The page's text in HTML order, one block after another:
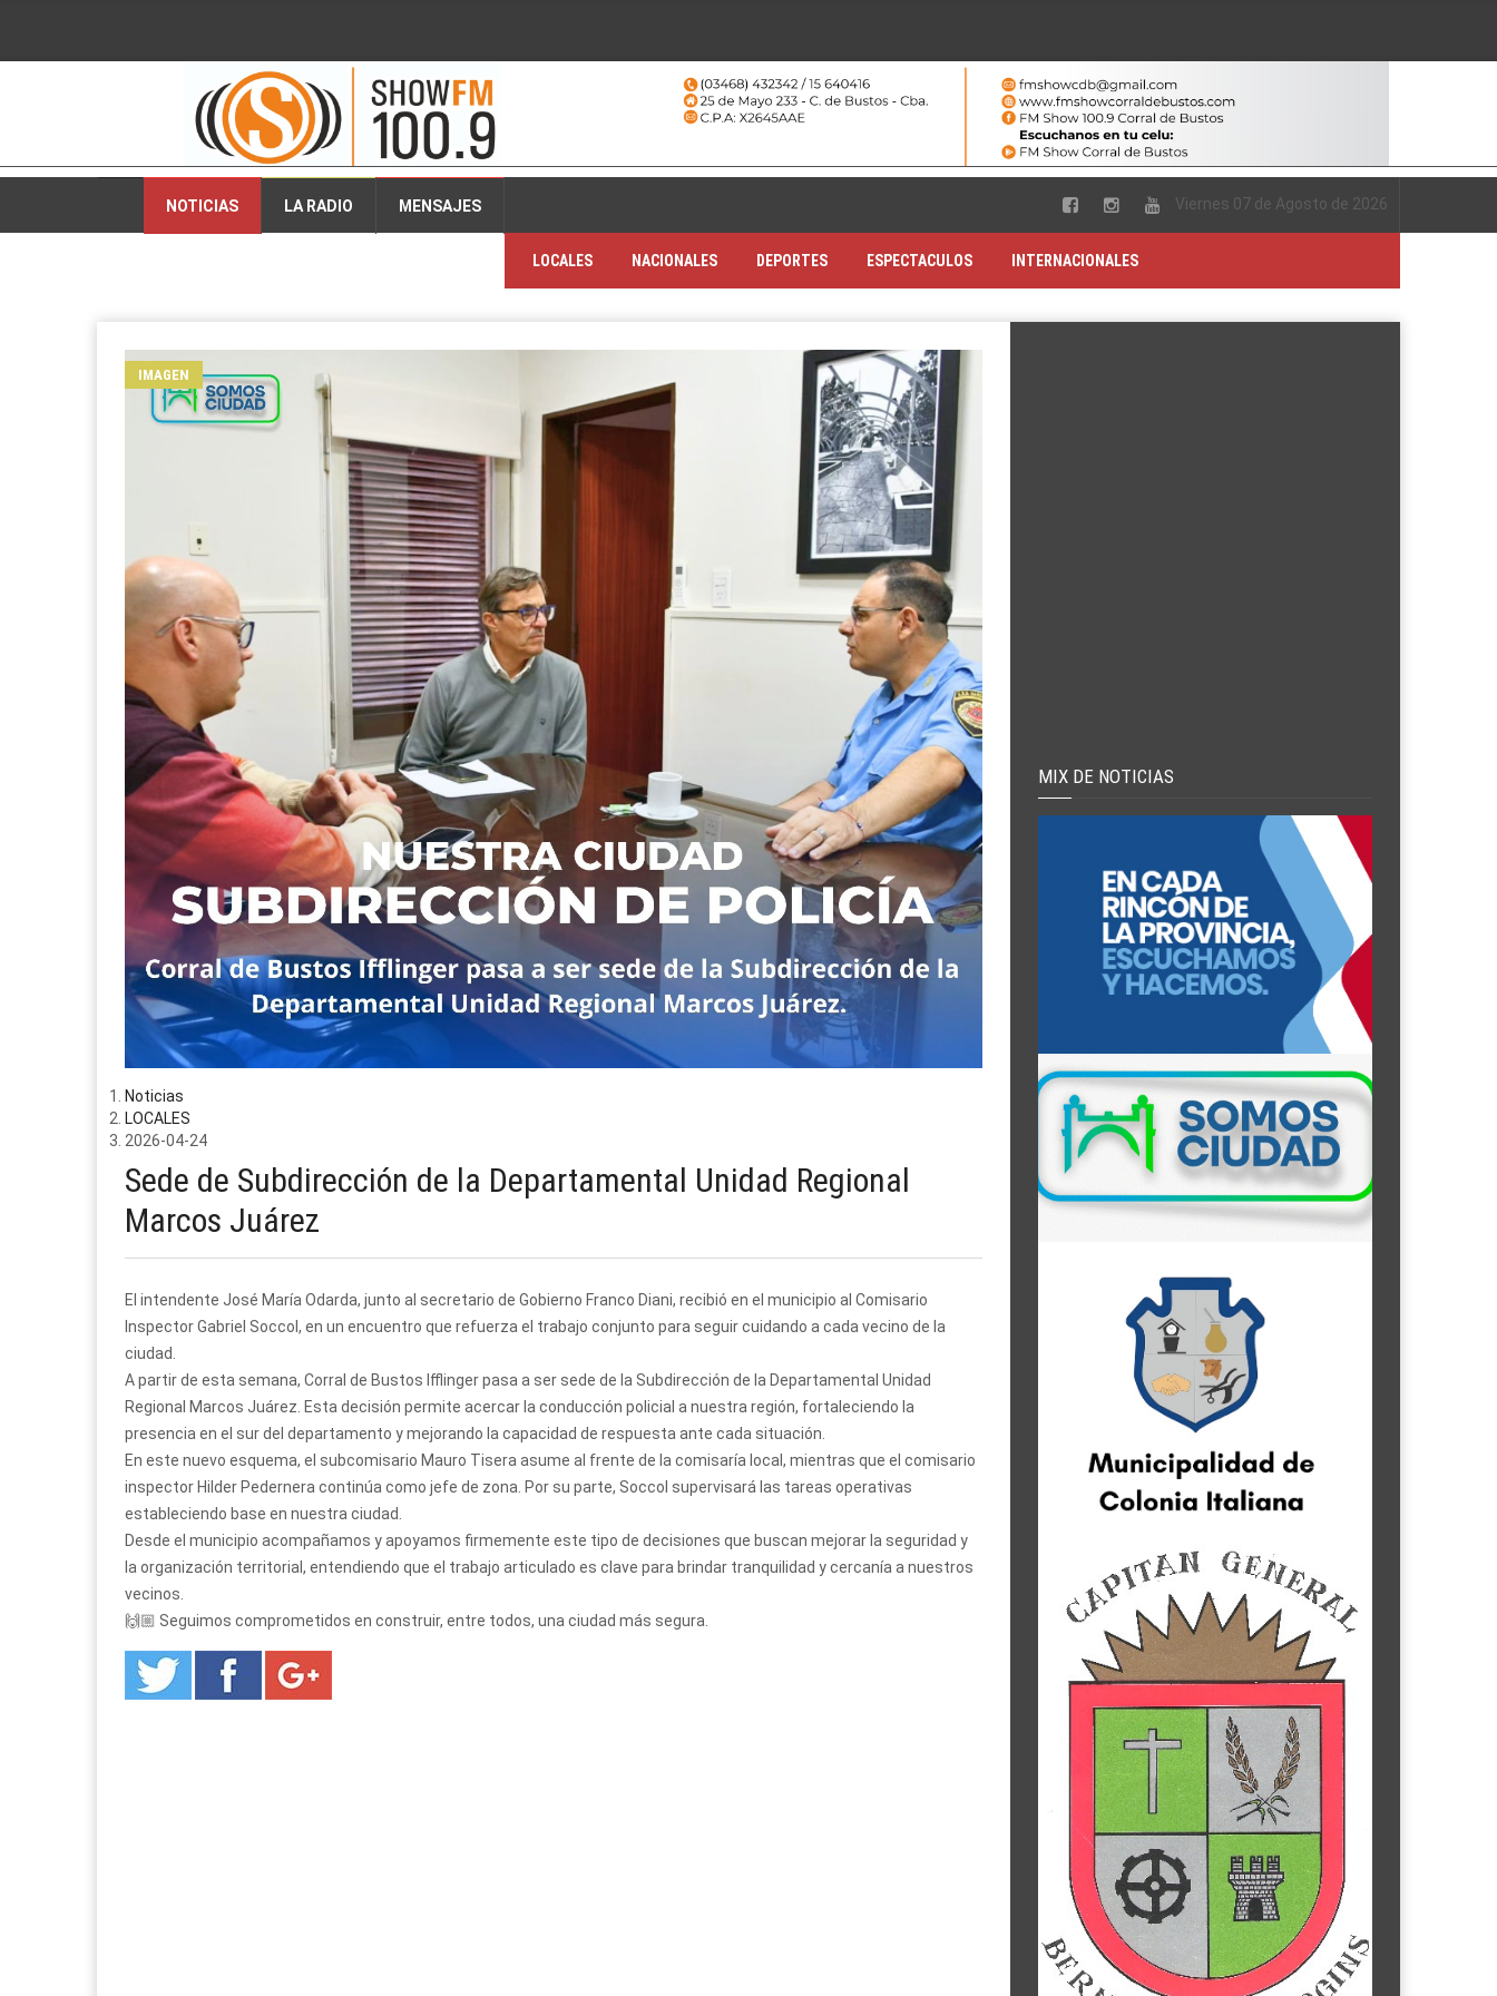
2026-08-07 04:43:47
NOTICIAS
LA RADIO MENSAJES Viernes 07 de Agosto de 2026
LOCALES NACIONALES DEPORTES ESPECTACULOS INTERNACIONALES
IMAGEN
Noticias
LOCALES
2026-04-24
Sede de Subdirección de la Departamental Unidad Regional
Marcos Juárez
El intendente José María Odarda, junto al secretario de Gobierno Franco Diani, recibió en el municipio al Comisario
Inspector Gabriel Soccol, en un encuentro que refuerza el trabajo conjunto para seguir cuidando a cada vecino de la
ciudad.
A partir de esta semana, Corral de Bustos Ifflinger pasa a ser sede de la Subdirección de la Departamental Unidad
Regional Marcos Juárez. Esta decisión permite acercar la conducción policial a nuestra región, fortaleciendo la
presencia en el sur del departamento y mejorando la capacidad de respuesta ante cada situación.
En este nuevo esquema, el subcomisario Mauro Tisera asume al frente de la comisaría local, mientras que el comisario
inspector Hilder Pedernera continúa como jefe de zona. Por su parte, Soccol supervisará las tareas operativas
estableciendo base en nuestra ciudad.
Desde el municipio acompañamos y apoyamos firmemente este tipo de decisiones que buscan mejorar la seguridad y
la organización territorial, entendiendo que el trabajo articulado es clave para brindar tranquilidad y cercanía a nuestros
vecinos.
🙌🏼 Seguimos comprometidos en construir, entre todos, una ciudad más segura.
MIX DE NOTICIAS